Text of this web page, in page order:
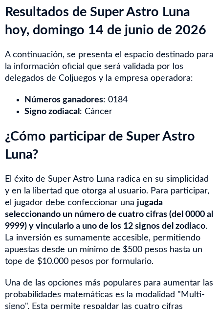
Resultados de Super Astro Luna
hoy, domingo 14 de junio de 2026
A continuación, se presenta el espacio destinado para
la información oficial que será validada por los
delegados de Coljuegos y la empresa operadora:
Números ganadores: 0184
Signo zodiacal : Cáncer
¿Cómo participar de Super Astro
Luna?
El éxito de Super Astro Luna radica en su simplicidad
y en la libertad que otorga al usuario. Para participar,
el jugador debe confeccionar una jugada
seleccionando un número de cuatro cifras (del 0000 al
9999) y vincularlo a uno de los 12 signos del zodiaco.
La inversión es sumamente accesible, permitiendo
apuestas desde un mínimo de $500 pesos hasta un
tope de $10.000 pesos por formulario.
Una de las opciones más populares para aumentar las
probabilidades matemáticas es la modalidad "Multi-
signo". Esta permite respaldar las cuatro cifras